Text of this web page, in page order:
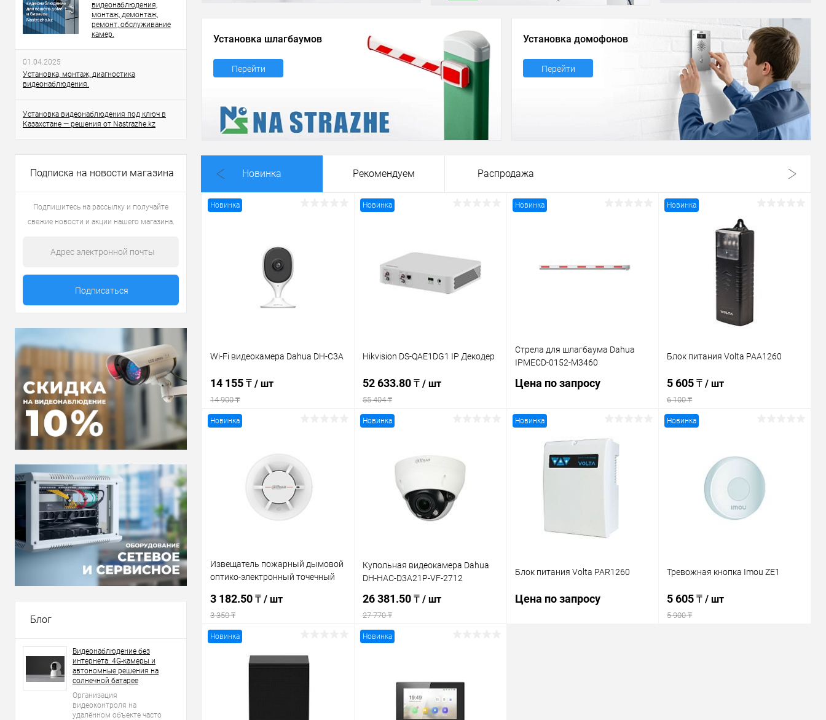
видеонаблюдения,
монтаж, демонтаж,
ремонт, обслуживание
камер.
01.04.2025
Установка, монтаж, диагностика
видеонаблюдения.
Установка видеонаблюдения под ключ в
Казахстане — решения от Nastrazhe.kz
Подписка на новости магазина
Подпишитесь на рассылку и получайте
свежие новости и акции нашего магазина.
Блог
Видеонаблюдение без
интернета: 4G-камеры и
автономные решения на
солнечной батарее
Организация
видеоконтроля на
удалённом объекте часто
Установка шлагбаумов
Перейти
Установка домофонов
Перейти
Новинка Рекомендуем Распродажа
Новинка
Wi-Fi видеокамера Dahua DH-C3A
14 155 ₸ / шт
14 900 ₸
Купить в 1 клик
В избранное В наличии
Новинка
Hikvision DS-QAE1DG1 IP Декодер
52 633.80 ₸ / шт
55 404 ₸
Купить в 1 клик Сравнение
В избранное Недоступно
Новинка
Стрела для шлагбаума Dahua
IPMECD-0152-M3460
Цена по запросу
Купить в 1 клик Сравнение
В наличии
Новинка
Блок питания Volta PAA1260
5 605 ₸/ шт
6 100 ₸
Купить в 1 клик Сравнение
В избранное
Новинка
Извещатель пожарный дымовой
оптико-электронный точечный
3 182.50 ₸ / шт
3 350 ₸
Новинка
Купольная видеокамера Dahua
DH-HAC-D3A21P-VF-2712
26 381.50 ₸ / шт
27 770 ₸
Купить в 1 клик Сравнение
В избранное В наличии
Новинка
Блок питания Volta PAR1260
Цена по запросу
Новинка
Тревожная кнопка Imou ZE1
5 605 ₸/ шт
5 900 ₸
Новинка Новинка